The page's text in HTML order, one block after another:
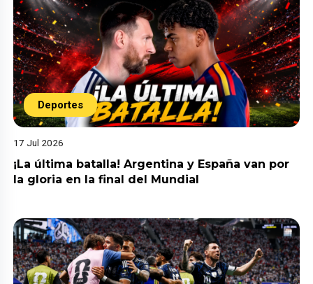
Deportes
17 Jul 2026
¡La última batalla! Argentina y España van por
la gloria en la final del Mundial